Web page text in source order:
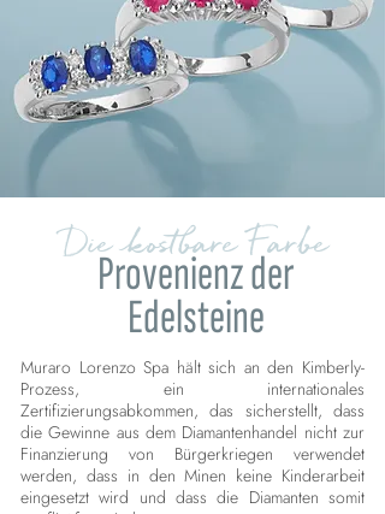
Die kostbare Farbe
Provenienz der
Edelsteine
Muraro Lorenzo Spa hält sich an den Kimberly-
Prozess, ein internationales
Zertifizierungsabkommen, das sicherstellt, dass
die Gewinne aus dem Diamantenhandel nicht zur
Finanzierung von Bürgerkriegen verwendet
werden, dass in den Minen keine Kinderarbeit
eingesetzt wird und dass die Diamanten somit